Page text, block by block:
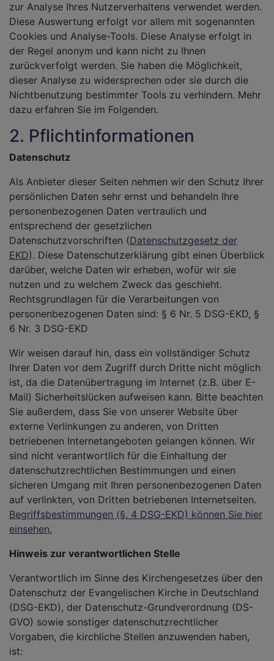
zur Analyse Ihres Nutzerverhaltens verwendet werden.
Diese Auswertung erfolgt vor allem mit sogenannten
Cookies und Analyse-Tools. Diese Analyse erfolgt in
der Regel anonym und kann nicht zu Ihnen
zurückverfolgt werden. Sie haben die Möglichkeit,
dieser Analyse zu widersprechen oder sie durch die
Nichtbenutzung bestimmter Tools zu verhindern. Mehr
dazu erfahren Sie im Folgenden.
2. Pflichtinformationen
Datenschutz
Als Anbieter dieser Seiten nehmen wir den Schutz Ihrer
persönlichen Daten sehr ernst und behandeln Ihre
personenbezogenen Daten vertraulich und
entsprechend der gesetzlichen
Datenschutzvorschriften (Datenschutzgesetz der
EKD). Diese Datenschutzerklärung gibt einen Überblick
darüber, welche Daten wir erheben, wofür wir sie
nutzen und zu welchem Zweck das geschieht.
Rechtsgrundlagen für die Verarbeitungen von
personenbezogenen Daten sind: § 6 Nr. 5 DSG-EKD, §
6 Nr. 3 DSG-EKD
Wir weisen darauf hin, dass ein vollständiger Schutz
Ihrer Daten vor dem Zugriff durch Dritte nicht möglich
ist, da die Datenübertragung im Internet (z.B. über E-
Mail) Sicherheitslücken aufweisen kann. Bitte beachten
Sie außerdem, dass Sie von unserer Website über
externe Verlinkungen zu anderen, von Dritten
betriebenen Internetangeboten gelangen können. Wir
sind nicht verantwortlich für die Einhaltung der
datenschutzrechtlichen Bestimmungen und einen
sicheren Umgang mit Ihren personenbezogenen Daten
auf verlinkten, von Dritten betriebenen Internetseiten.
Begriffsbestimmungen (§. 4 DSG-EKD) können Sie hier
einsehen.
Hinweis zur verantwortlichen Stelle
Verantwortlich im Sinne des Kirchengesetzes über den
Datenschutz der Evangelischen Kirche in Deutschland
(DSG-EKD), der Datenschutz-Grundverordnung (DS-
GVO) sowie sonstiger datenschutzrechtlicher
Vorgaben, die kirchliche Stellen anzuwenden haben,
ist: